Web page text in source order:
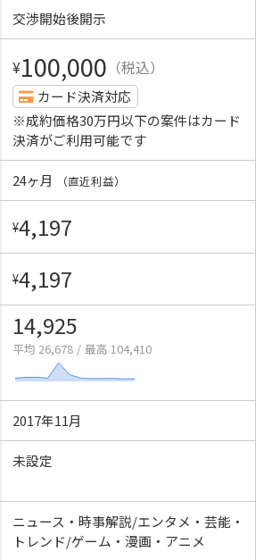
交渉開始後開示
¥100,000 （税込）
カード決済対応
※成約価格30万円以下の案件はカード
決済がご利用可能です
24ヶ月 （直近利益）
¥4,197
¥4,197
14,925
平均 26,678 / 最高 104,410
2017年11月
未設定
ニュース・時事解説/エンタメ・芸能・
トレンド/ゲーム・漫画・アニメ